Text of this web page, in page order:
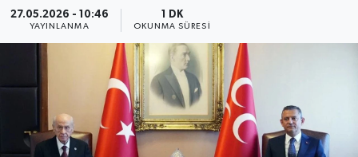
27.05.2026 - 10:46
YAYINLANMA
1 DK
OKUNMA SÜRESI
Spor
Yaşam